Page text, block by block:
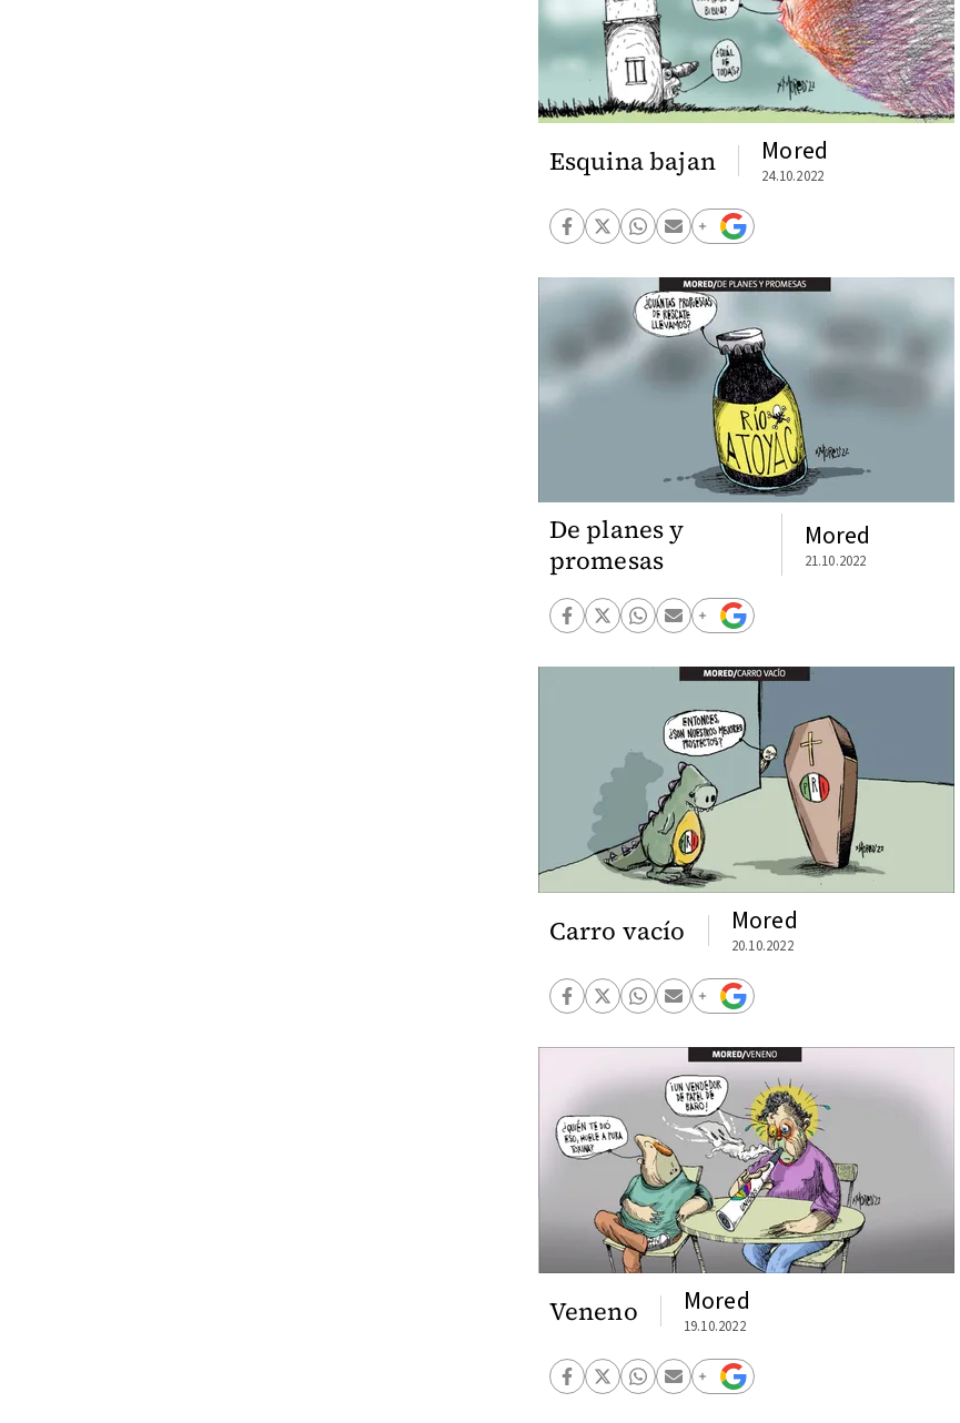
Esquina bajan Mored
24.10.2022
De planes y
promesas
Mored
21.10.2022
Carro vacío Mored
20.10.2022
Veneno Mored
19.10.2022